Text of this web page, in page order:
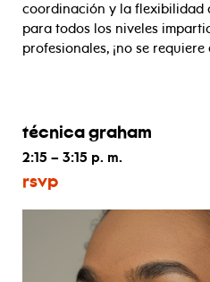
coordinación y la flexibilidad
para todos los niveles
profesionales, ¡no se
técnica graham
2:15 – 3:15 p. m.
rsvp